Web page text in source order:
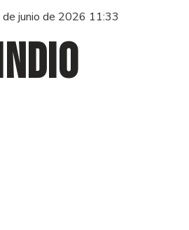
de junio de 2026 11:33